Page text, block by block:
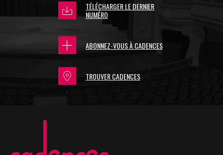
TÉLÉCHARGER LE DERNIER
NUMÉRO
ABONNEZ-VOUS À CADENCES
TROUVER CADENCES